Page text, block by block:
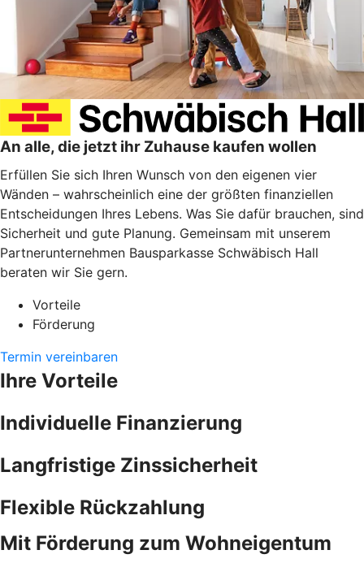
An alle, die jetzt ihr Zuhause kaufen wollen
Erfüllen Sie sich Ihren Wunsch von den eigenen vier
Wänden – wahrscheinlich eine der größten finanziellen
Entscheidungen Ihres Lebens. Was Sie dafür brauchen, sind
Sicherheit und gute Planung. Gemeinsam mit unserem
Partnerunternehmen Bausparkasse Schwäbisch Hall
beraten wir Sie gern.
Vorteile
Förderung
Termin vereinbaren
Ihre Vorteile
Individuelle Finanzierung
Langfristige Zinssicherheit
Flexible Rückzahlung
Mit Förderung zum Wohneigentum